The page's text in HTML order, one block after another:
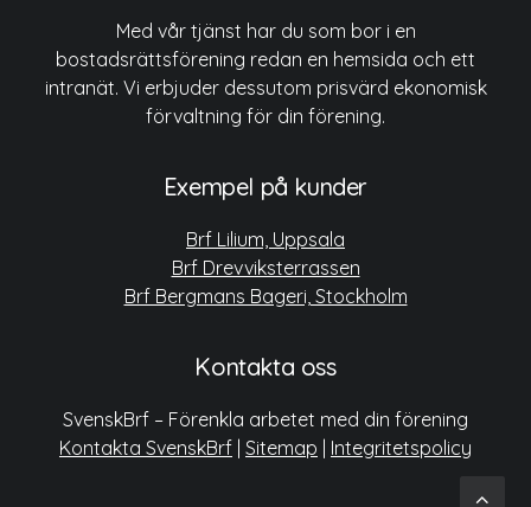
Med vår tjänst har du som bor i en
bostadsrättsförening redan en hemsida och ett
intranät. Vi erbjuder dessutom prisvärd ekonomisk
förvaltning för din förening.
Exempel på kunder
Brf Lilium, Uppsala
Brf Drevviksterrassen
Brf Bergmans Bageri, Stockholm
Kontakta oss
SvenskBrf – Förenkla arbetet med din förening
Kontakta SvenskBrf Sitemap Integritetspolicy